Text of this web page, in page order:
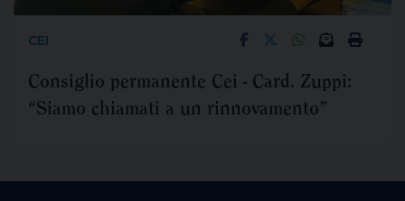
CEI
Consiglio permanente Cei - Card. Zuppi:
“Siamo chiamati a un rinnovamento”